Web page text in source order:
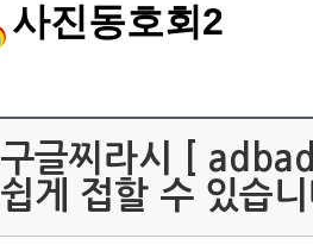
사진동호회2
구글찌라시 [
쉽게 접할 수 있습